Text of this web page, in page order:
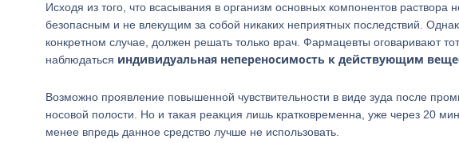
Исходя из того, что всасывания в организм основных компонентов раствора
безопасным и не влекущим за собой никаких неприятных последствий.
конкретном случае, должен решать только врач. Фармацевты оговаривают
наблюдаться индивидуальная непереносимость к действующим
Возможно проявление повышенной чувствительности в виде зуда после
носовой полости. Но и такая реакция лишь кратковременна, уже через 20
менее впредь данное средство лучше не использовать.